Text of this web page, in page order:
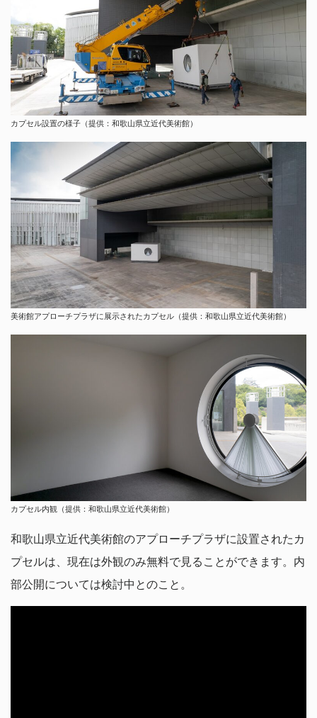
カプセル設置の様子（提供：和歌山県立近代美術館）
美術館アプローチプラザに展示されたカプセル（提供：和歌山県立近代美術館）
カプセル内観（提供：和歌山県立近代美術館）
和歌山県立近代美術館のアプローチプラザに設置されたカ
プセルは、現在は外観のみ無料で見ることができます。内
部公開については検討中とのこと。